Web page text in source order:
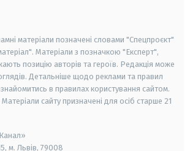
матеріали позначені словами "Спецпроєкт"
Матеріали з позначкою "Експерт",
позицію авторів та героїв. Редакція може
Детальніше щодо реклами та правил
в правилах користування сайтом.
Матеріали сайту призначені для осіб старше 21
м. Львів, 79008